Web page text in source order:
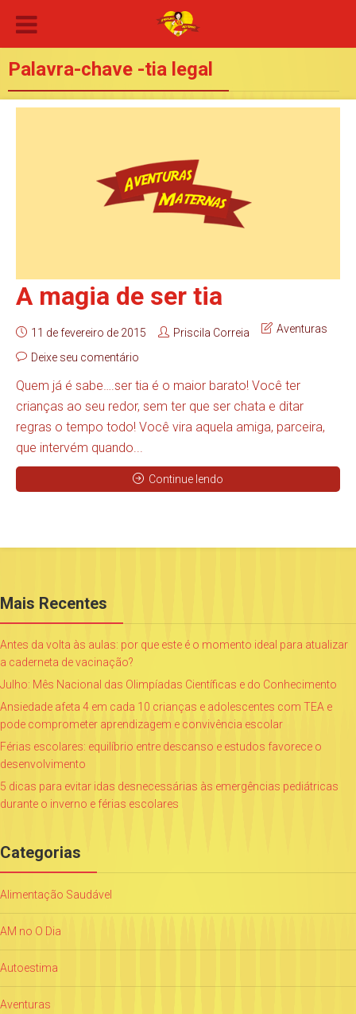
Palavra-chave -tia legal
A magia de ser tia
11 de fevereiro de 2015 Priscila Correia Aventuras
Deixe seu comentário
Quem já é sabe….ser tia é o maior barato! Você ter
crianças ao seu redor, sem ter que ser chata e ditar
regras o tempo todo! Você vira aquela amiga, parceira,
que intervém quando...
Continue lendo
Mais Recentes
Antes da volta às aulas: por que este é o momento ideal para atualizar
a caderneta de vacinação?
Julho: Mês Nacional das Olimpíadas Científicas e do Conhecimento
Ansiedade afeta 4 em cada 10 crianças e adolescentes com TEA e
pode comprometer aprendizagem e convivência escolar
Férias escolares: equilíbrio entre descanso e estudos favorece o
desenvolvimento
5 dicas para evitar idas desnecessárias às emergências pediátricas
durante o inverno e férias escolares
Categorias
Alimentação Saudável
AM no O Dia
Autoestima
Aventuras